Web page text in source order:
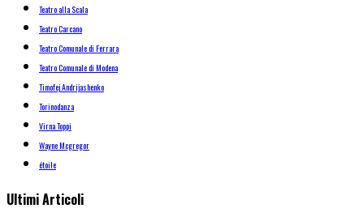
Teatro alla Scala
Teatro Carcano
Teatro Comunale di Ferrara
Teatro Comunale di Modena
Timofej Andrijashenko
Torinodanza
Virna Toppi
Wayne Mcgregor
étoile
Ultimi Articoli